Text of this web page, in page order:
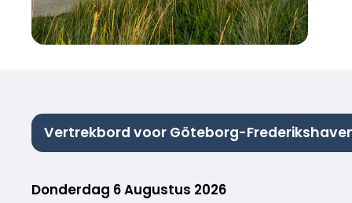
Vertrekbord voor Göteborg-
Donderdag 6 Augustus 2026